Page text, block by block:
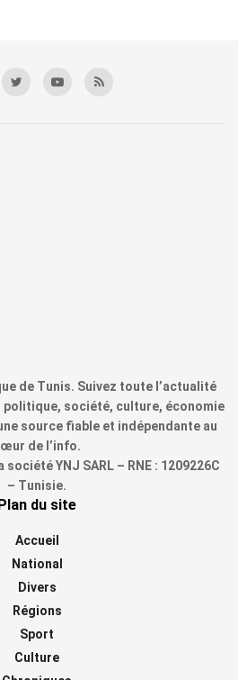
de Tunis. Suivez toute l’actualité
politique, société, culture, économie
source fiable et indépendante au
de l’info.
YNJ SARL – RNE : 1209226C
– Tunisie.
du site
Accueil
National
Divers
Régions
Sport
Culture